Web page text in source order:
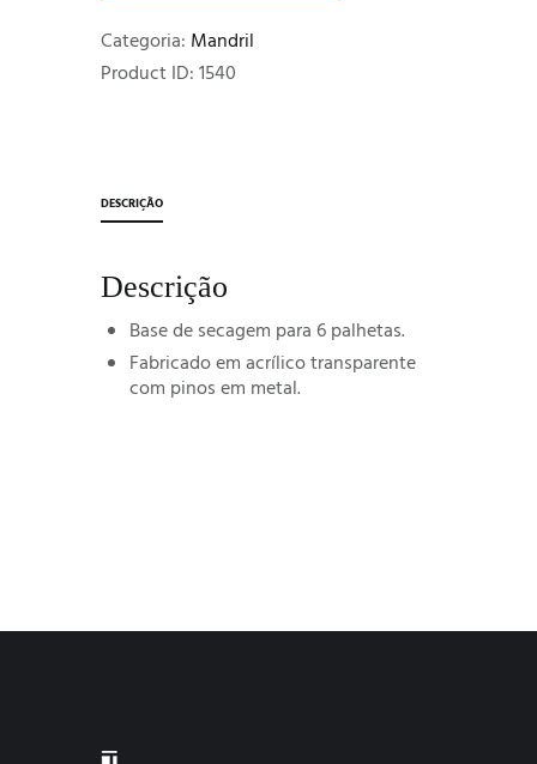
Categoria: Mandril
Product ID:1540
DESCRIÇÃO
Descrição
Base de secagem para 6 palhetas.
Fabricado em acrílico transparente
com pinos em metal.